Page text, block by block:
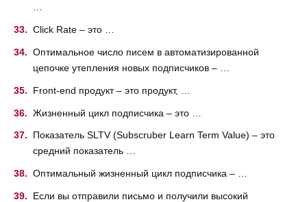
…
Click Rate – это …
Оптимальное число писем в автоматизированной
цепочке утепления новых подписчиков – …
Front-end продукт – это продукт, …
Жизненный цикл подписчика – это …
Показатель SLTV (Subscruber Learn Term Value) – это
средний показатель …
Оптимальный жизненный цикл подписчика – …
Если вы отправили письмо и получили высокий